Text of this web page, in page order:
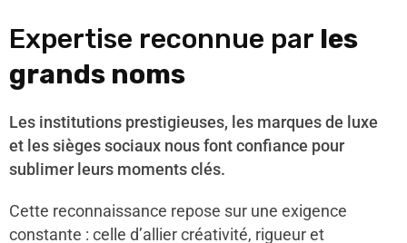
Expertise reconnue par les
grands noms
Les institutions prestigieuses, les marques de luxe
et les sièges sociaux nous font confiance pour
sublimer leurs moments clés.
Cette reconnaissance repose sur une exigence
constante : celle d’allier créativité, rigueur et